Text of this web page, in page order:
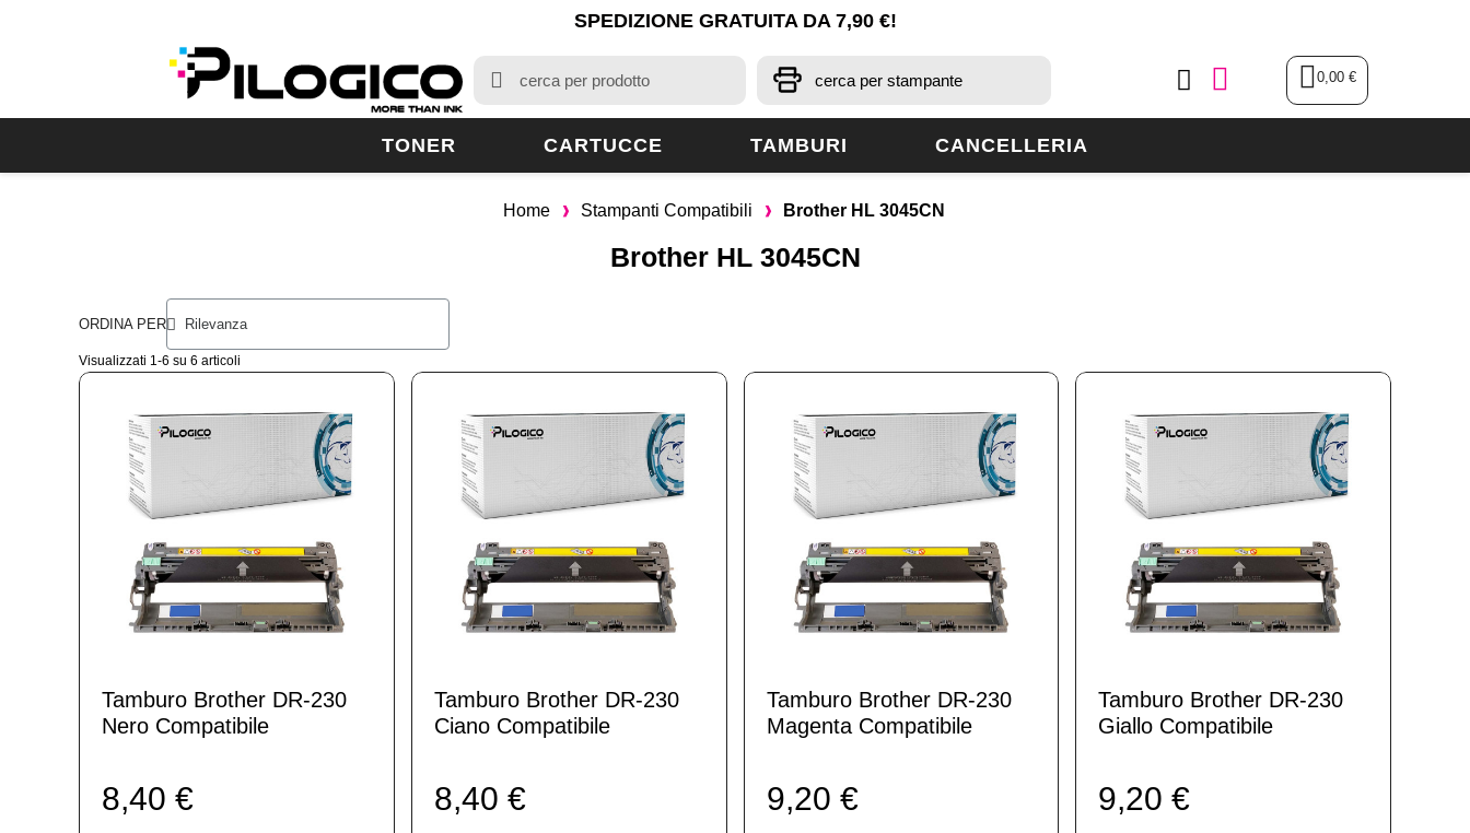
SPEDIZIONE GRATUITA DA 7,90 €!
0,00 €
TONER CARTUCCE TAMBURI CANCELLERIA
Home Stampanti Compatibili Brother HL 3045CN
Brother HL 3045CN
ORDINA PER
Visualizzati 1-6 su 6 articoli
Tamburo Brother DR-230
Nero Compatibile
8,40 €
Tamburo Brother DR-230
Ciano Compatibile
8,40 €
Tamburo Brother DR-230
Magenta Compatibile
9,20 €
Tamburo Brother DR-230
Giallo Compatibile
9,20 €